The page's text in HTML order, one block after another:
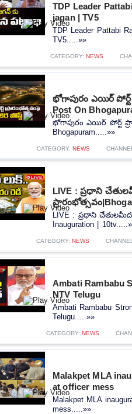
TDP Leader
jagan | TV5
TDP Leader Pattabi
TV5.....»»
CATEGORY: NEWS
భోగాపురం ఎయిర్ పోర్ట్
Post On
భోగాపురం ఎయిర్ పోర్ట్
Bhogapuram.....»»
CATEGORY: NEWS
LIVE : ప్రధాని
LIVE : ప్రధాని
Inauguration |
CATEGORY: NEWS
Ambati Rambabu
NTV Telugu
Ambati Rambabu
Telugu.....»»
CATEGORY: NEWS
Malakpet MLA
at officer mess
Malakpet MLA
mess.....»»